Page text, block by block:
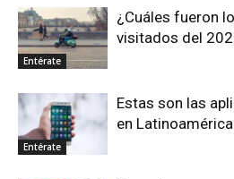
Entérate
¿Cuáles fueron
visitados del
Entérate
Estas son las
en Latinoamérica